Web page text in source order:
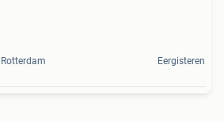
Rotterdam Eergisteren